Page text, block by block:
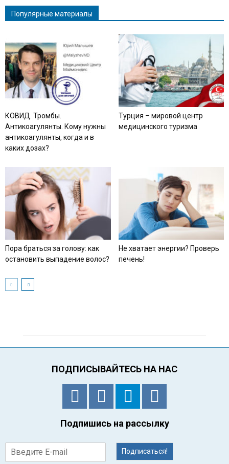
Популярные материалы
КОВИД. Тромбы.
Антикоагулянты. Кому нужны
антикоагулянты, когда и в
каких дозах?
Турция – мировой центр
медицинского туризма
Пора браться за голову: как
остановить выпадение волос?
Не хватает энергии? Проверь
печень!
ПОДПИСЫВАЙТЕСЬ НА НАС
Подпишись на рассылку
Подписаться!